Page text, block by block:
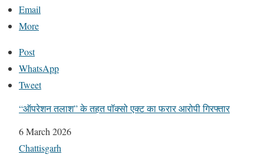
Email
More
Post
WhatsApp
Tweet
“ऑपरेशन तलाश” के तहत पॉक्सो एक्ट का फरार आरोपी गिरफ्तार
Date
6 March 2026
In relation to
Chattisgarh